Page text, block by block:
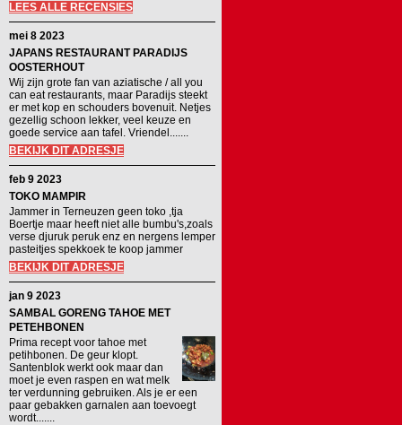
LEES ALLE RECENSIES
mei 8 2023
JAPANS RESTAURANT PARADIJS
OOSTERHOUT
Wij zijn grote fan van aziatische / all you
can eat restaurants, maar Paradijs steekt
er met kop en schouders bovenuit. Netjes
gezellig schoon lekker, veel keuze en
goede service aan tafel. Vriendel.......
BEKIJK DIT ADRESJE
feb 9 2023
TOKO MAMPIR
Jammer in Terneuzen geen toko ,tja
Boertje maar heeft niet alle bumbu's,zoals
verse djuruk peruk enz en nergens lemper
pasteitjes spekkoek te koop jammer
BEKIJK DIT ADRESJE
jan 9 2023
SAMBAL GORENG TAHOE MET
PETEHBONEN
Prima recept voor tahoe met
petihbonen. De geur klopt.
Santenblok werkt ook maar dan
moet je even raspen en wat melk
ter verdunning gebruiken. Als je er een
paar gebakken garnalen aan toevoegt
wordt.......